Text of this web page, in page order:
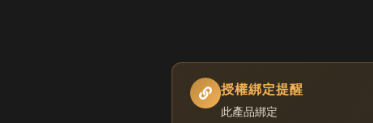
授權綁定提醒
此產品綁定